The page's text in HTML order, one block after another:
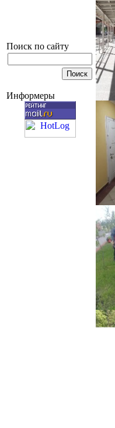
Поиск по сайту
Информеры